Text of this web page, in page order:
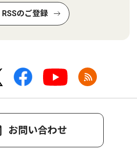
RSSのご登録
お問い合わせ